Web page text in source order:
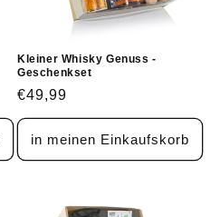
Kleiner Whisky Genuss -
Geschenkset
Normaler
Preis
€49,99
in meinen Einkaufskorb